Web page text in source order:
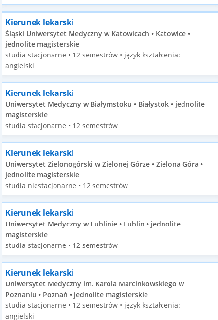
Kierunek lekarski
Śląski Uniwersytet Medyczny w Katowicach • Katowice •
jednolite magisterskie
studia stacjonarne • 12 semestrów • język kształcenia:
angielski
Kierunek lekarski
Uniwersytet Medyczny w Białymstoku • Białystok • jednolite
magisterskie
studia stacjonarne • 12 semestrów
Kierunek lekarski
Uniwersytet Zielonogórski w Zielonej Górze • Zielona Góra •
jednolite magisterskie
studia niestacjonarne • 12 semestrów
Kierunek lekarski
Uniwersytet Medyczny w Lublinie • Lublin • jednolite
magisterskie
studia stacjonarne • 12 semestrów
Kierunek lekarski
Uniwersytet Medyczny im. Karola Marcinkowskiego w
Poznaniu • Poznań • jednolite magisterskie
studia stacjonarne • 12 semestrów • język kształcenia:
angielski